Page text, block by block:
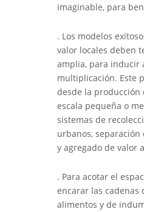
imaginable, para
. Los modelos
valor locales deben
amplia, para inducir
multiplicación. Este
desde la producción
escala pequeña o
sistemas de
urbanos, separación
y agregado de valor
. Para acotar el
encarar las cadenas
alimentos y de